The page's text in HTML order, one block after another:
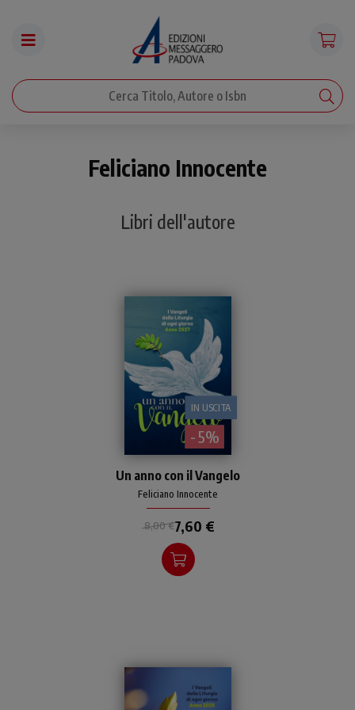
Feliciano Innocente
Libri dell'autore
IN USCITA
- 5%
quotidiana, festiva e feriale,
dal 1 gennaio al 31 dicembre
2027
Un anno con il Vangelo
Feliciano Innocente
8,00 €7,60 €